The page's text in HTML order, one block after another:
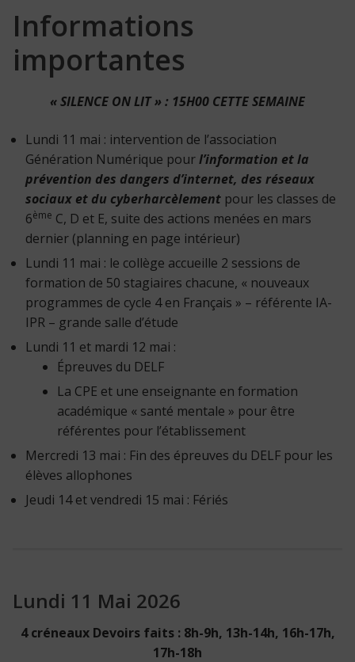
Informations
importantes
« SILENCE ON LIT » : 15H00 CETTE SEMAINE
Lundi 11 mai : intervention de l’association
Génération Numérique pourl’information et la
prévention des dangers d’internet, des réseaux
sociaux et du cyberharcèlement pour les classes de
6ème C, D et E, suite des actions menées en mars
dernier (planning en page intérieur)
Lundi 11 mai : le collège accueille 2 sessions de
formation de 50 stagiaires chacune, « nouveaux
programmes de cycle 4 en Français » – référente IA-
IPR – grande salle d’étude
Lundi 11 et mardi 12 mai :
Épreuves du DELF
La CPE et une enseignante en formation
académique « santé mentale » pour être
référentes pour l’établissement
Mercredi 13 mai : Fin des épreuves du DELF pour les
élèves allophones
Jeudi 14 et vendredi 15 mai : Fériés
Lundi 11 Mai 2026
4 créneaux Devoirs faits : 8h-9h, 13h-14h, 16h-17h,
17h-18h